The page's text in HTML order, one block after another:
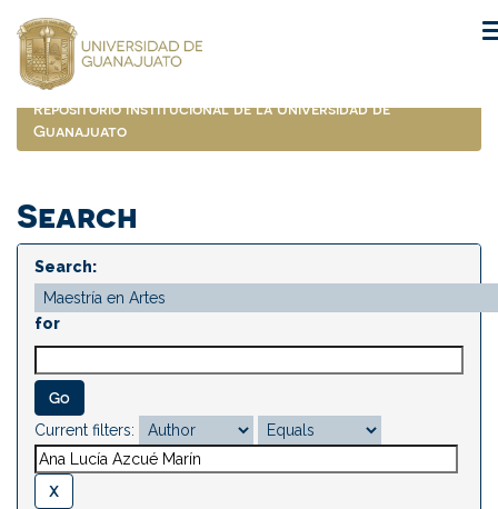
navigation
Repositorio Institucional de la Universidad de
Guanajuato
Search
Search:
for
Current filters: